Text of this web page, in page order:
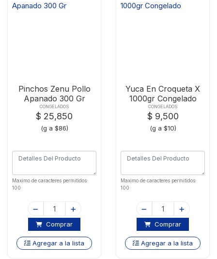
Pinchos Zenu Pollo
Apanado 300 Gr
CONGELADOS
$ 25,850
(g a $86)
Maximo de caracteres permitidos:
100
Comprar
Agregar a la lista
Yuca En Croqueta X
1000gr Congelado
CONGELADOS
$ 9,500
(g a $10)
Maximo de caracteres permitidos:
100
Comprar
Agregar a la lista